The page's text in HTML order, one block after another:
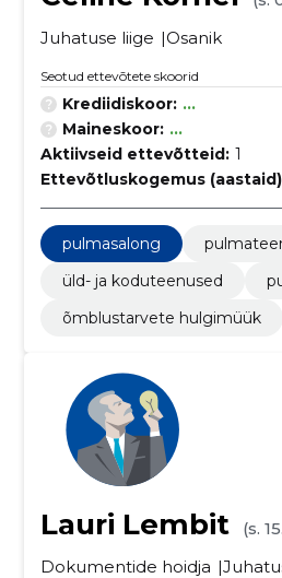
Juhatuse liige
Osanik
Seotud ettevõtete skoorid
Krediidiskoor: ...
Maineskoor: ...
Aktiivseid ettevõtteid: 1
Ettevõtluskogemus
pulmasalong
üld- ja koduteenused
õmblustarvete hulgimüük
Lauri Lembit
(s.
Dokumentide hoidja